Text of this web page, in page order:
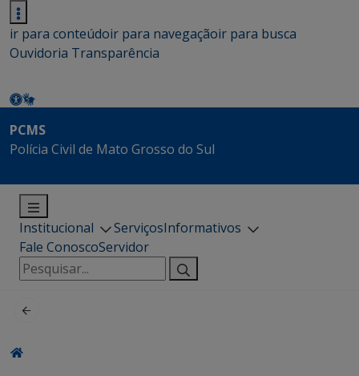
ir para conteúdoir para navegaçãoir para busca
Ouvidoria Transparência
PCMS
Polícia Civil de Mato Grosso do Sul
Institucional ServiçosInformativos
Fale ConoscoServidor
Pesquisar
por: